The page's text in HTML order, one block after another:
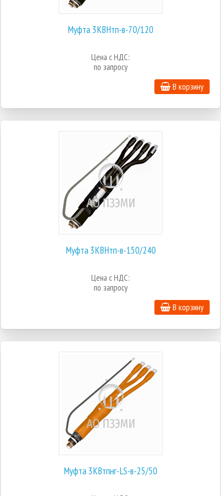
Муфта 3КВНтп-в-70/120
Цена с НДС:
по запросу
В корзину
Муфта 3КВНтп-в-150/240
Цена с НДС:
по запросу
В корзину
Муфта 3КВтпнг-LS-в-25/50